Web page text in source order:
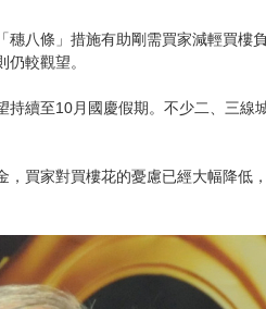
八條」措施有助剛需買家減輕買樓
較觀望。
續至10月國慶假期。不少二、三線
買家對買樓花的憂慮已經大幅降低